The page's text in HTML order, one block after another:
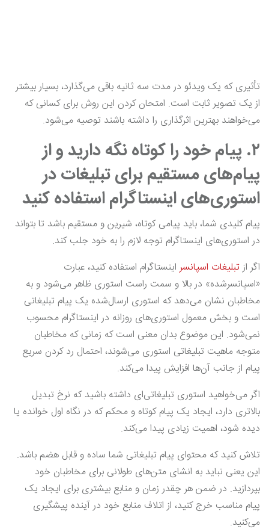
تأثیری که یک ویدئو در مدت سه ثانیه باقی می‌گذارد، بسیار بیشتر
از یک تصویر ثابت است. امتحان کردن این روش برای کسانی که
می‌خواهند بهترین اثرگذاری را داشته باشند توصیه می‌شود.
۲. پیام خود را کوتاه نگه دارید و از
پیام‌های مستقیم برای تبلیغات در
استوری‌های اینستاگرام استفاده کنید
پیام کلیدی شما، باید پیامی کوتاه، شیرین و مستقیم باشد تا بتواند
در استوری‌های اینستاگرام توجه لازم را به خود جلب کند.
اگر ازتبلیغات اسپانسراینستاگرام استفاده کنید، عبارت
«اسپانسرشده» در بالا و سمت راست استوری ظاهر می‌شود و به
مخاطبان نشان می‌دهد که استوری ارسال‌شده یک پیام تبلیغاتی
است و بخش معمول استوری‌های روزانه در اینستاگرام محسوب
نمی‌شود. این موضوع بدان معنی است که زمانی که مخاطبان
متوجه ماهیت تبلیغاتی استوری می‌شوند، احتمال رد کردن سریع
پیام از جانب آن‌ها افزایش پیدا می‌کند.
اگر می‌خواهید استوری تبلیغاتی‌ای داشته باشید که نرخ تبدیل
بالاتری دارد، ایجاد یک پیام کوتاه و محکم که در نگاه اول خوانده یا
دیده شود، اهمیت زیادی پیدا می‌کند.
تلاش کنید که محتوای پیام تبلیغاتی شما ساده و قابل هضم باشد.
این یعنی نباید به انشای متن‌های طولانی برای مخاطبان خود
بپردازید. در ضمن هر چقدر زمان و منابع بیشتری برای ایجاد یک
پیام مناسب خرج کنید، از اتلاف منابع خود در آینده پیشگیری
می‌کنید.